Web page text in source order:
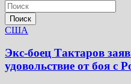
Поиск
США
Экс-боец Тактаров
удовольствие от боя с